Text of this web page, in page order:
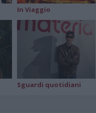
In Viaggio
Sguardi quotidiani